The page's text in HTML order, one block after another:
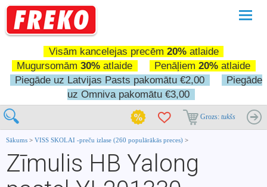
Visām kancelejas precēm 20%atlaide
Mugursomām 30% atlaide Penāļiem 20% atlaide
Piegāde uz Latvijas Pasts pakomātu €2,00
Piegāde
uz Omniva pakomātu €3,00
Grozs: tukšs
Sākums > VISS SKOLAI -preču izlase (260 populārākās preces) >
Zīmulis HB Yalong